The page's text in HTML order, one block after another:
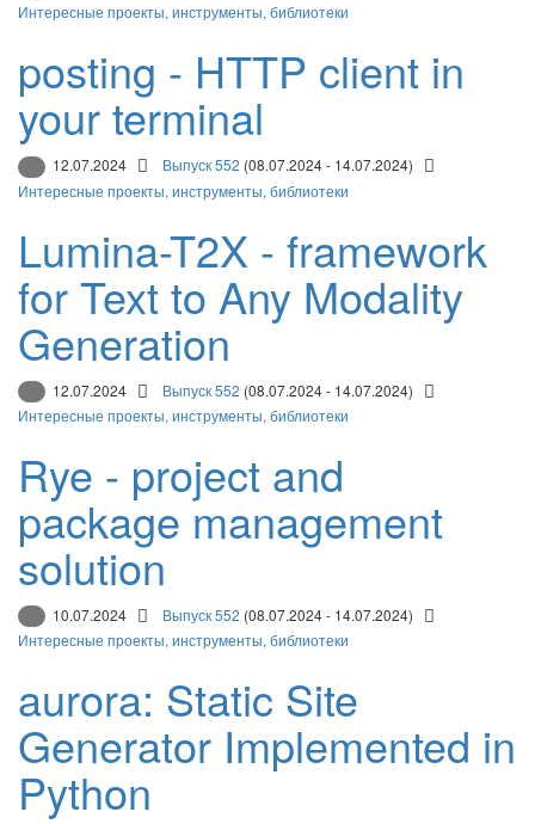
Интересные проекты, инструменты, библиотеки
posting - HTTP client in
your terminal
12.07.2024 Выпуск 552 (08.07.2024 - 14.07.2024)
Интересные проекты, инструменты, библиотеки
Lumina-T2X - framework
for Text to Any Modality
Generation
12.07.2024 Выпуск 552 (08.07.2024 - 14.07.2024)
Интересные проекты, инструменты, библиотеки
Rye - project and
package management
solution
10.07.2024 Выпуск 552 (08.07.2024 - 14.07.2024)
Интересные проекты, инструменты, библиотеки
aurora: Static Site
Generator Implemented in
Python